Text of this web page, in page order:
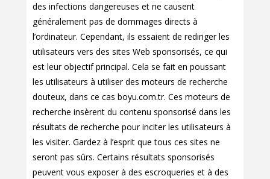
des infections dangereuses et ne causent
généralement pas de dommages directs à
l’ordinateur. Cependant, ils essaient de rediriger les
utilisateurs vers des sites Web sponsorisés, ce qui
est leur objectif principal. Cela se fait en poussant
les utilisateurs à utiliser des moteurs de recherche
douteux, dans ce cas boyu.com.tr. Ces moteurs de
recherche insèrent du contenu sponsorisé dans les
résultats de recherche pour inciter les utilisateurs à
les visiter. Gardez à l’esprit que tous ces sites ne
seront pas sûrs. Certains résultats sponsorisés
peuvent vous exposer à des escroqueries et à des